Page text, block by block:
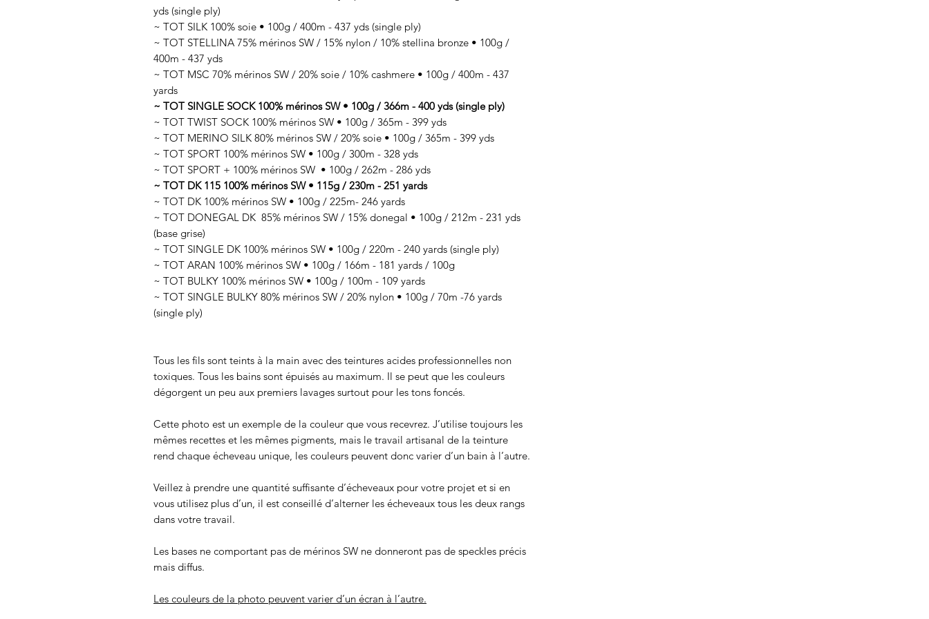
yds (single ply)
~ TOT SILK 100% soie • 100g / 400m - 437 yds (single ply)
~ TOT STELLINA 75% mérinos SW / 15% nylon / 10% stellina bronze • 100g /
400m - 437 yds
~ TOT MSC 70% mérinos SW / 20% soie / 10% cashmere • 100g / 400m - 437
yards
~ TOT SINGLE SOCK 100% mérinos SW • 100g / 366m - 400 yds (single ply)
~ TOT TWIST SOCK 100% mérinos SW • 100g / 365m - 399 yds
~ TOT MERINO SILK 80% mérinos SW / 20% soie • 100g / 365m - 399 yds
~ TOT SPORT 100% mérinos SW • 100g / 300m - 328 yds
~ TOT SPORT + 100% mérinos SW • 100g / 262m - 286 yds
~ TOT DK 115 100% mérinos SW • 115g / 230m - 251 yards
~ TOT DK 100% mérinos SW • 100g / 225m- 246 yards
~ TOT DONEGAL DK 85% mérinos SW / 15% donegal • 100g / 212m - 231 yds
(base grise)
~ TOT SINGLE DK 100% mérinos SW • 100g / 220m - 240 yards (single ply)
~ TOT ARAN 100% mérinos SW • 100g / 166m - 181 yards / 100g
~ TOT BULKY 100% mérinos SW • 100g / 100m - 109 yards
~ TOT SINGLE BULKY 80% mérinos SW / 20% nylon • 100g / 70m -76 yards
(single ply)
Tous les fils sont teints à la main avec des teintures acides professionnelles non
toxiques. Tous les bains sont épuisés au maximum. Il se peut que les couleurs
dégorgent un peu aux premiers lavages surtout pour les tons foncés.
Cette photo est un exemple de la couleur que vous recevrez. J’utilise toujours les
mêmes recettes et les mêmes pigments, mais le travail artisanal de la teinture
rend chaque écheveau unique, les couleurs peuvent donc varier d’un bain à l’autre.
Veillez à prendre une quantité suffisante d’écheveaux pour votre projet et si en
vous utilisez plus d’un, il est conseillé d’alterner les écheveaux tous les deux rangs
dans votre travail.
Les bases ne comportant pas de mérinos SW ne donneront pas de speckles précis
mais diffus.
Les couleurs de la photo peuvent varier d’un écran à l’autre.